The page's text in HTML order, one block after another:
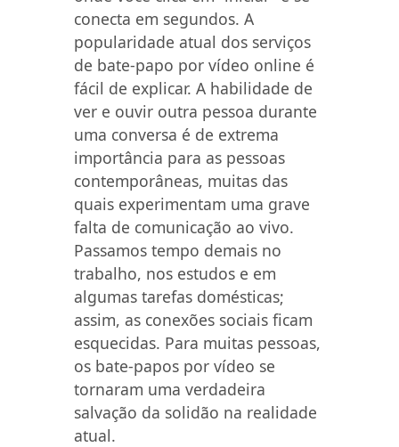
conecta em segundos. A
popularidade atual dos serviços
de bate-papo por vídeo online é
fácil de explicar. A habilidade de
ver e ouvir outra pessoa durante
uma conversa é de extrema
importância para as pessoas
contemporâneas, muitas das
quais experimentam uma grave
falta de comunicação ao vivo.
Passamos tempo demais no
trabalho, nos estudos e em
algumas tarefas domésticas;
assim, as conexões sociais ficam
esquecidas. Para muitas pessoas,
os bate-papos por vídeo se
tornaram uma verdadeira
salvação da solidão na realidade
atual.